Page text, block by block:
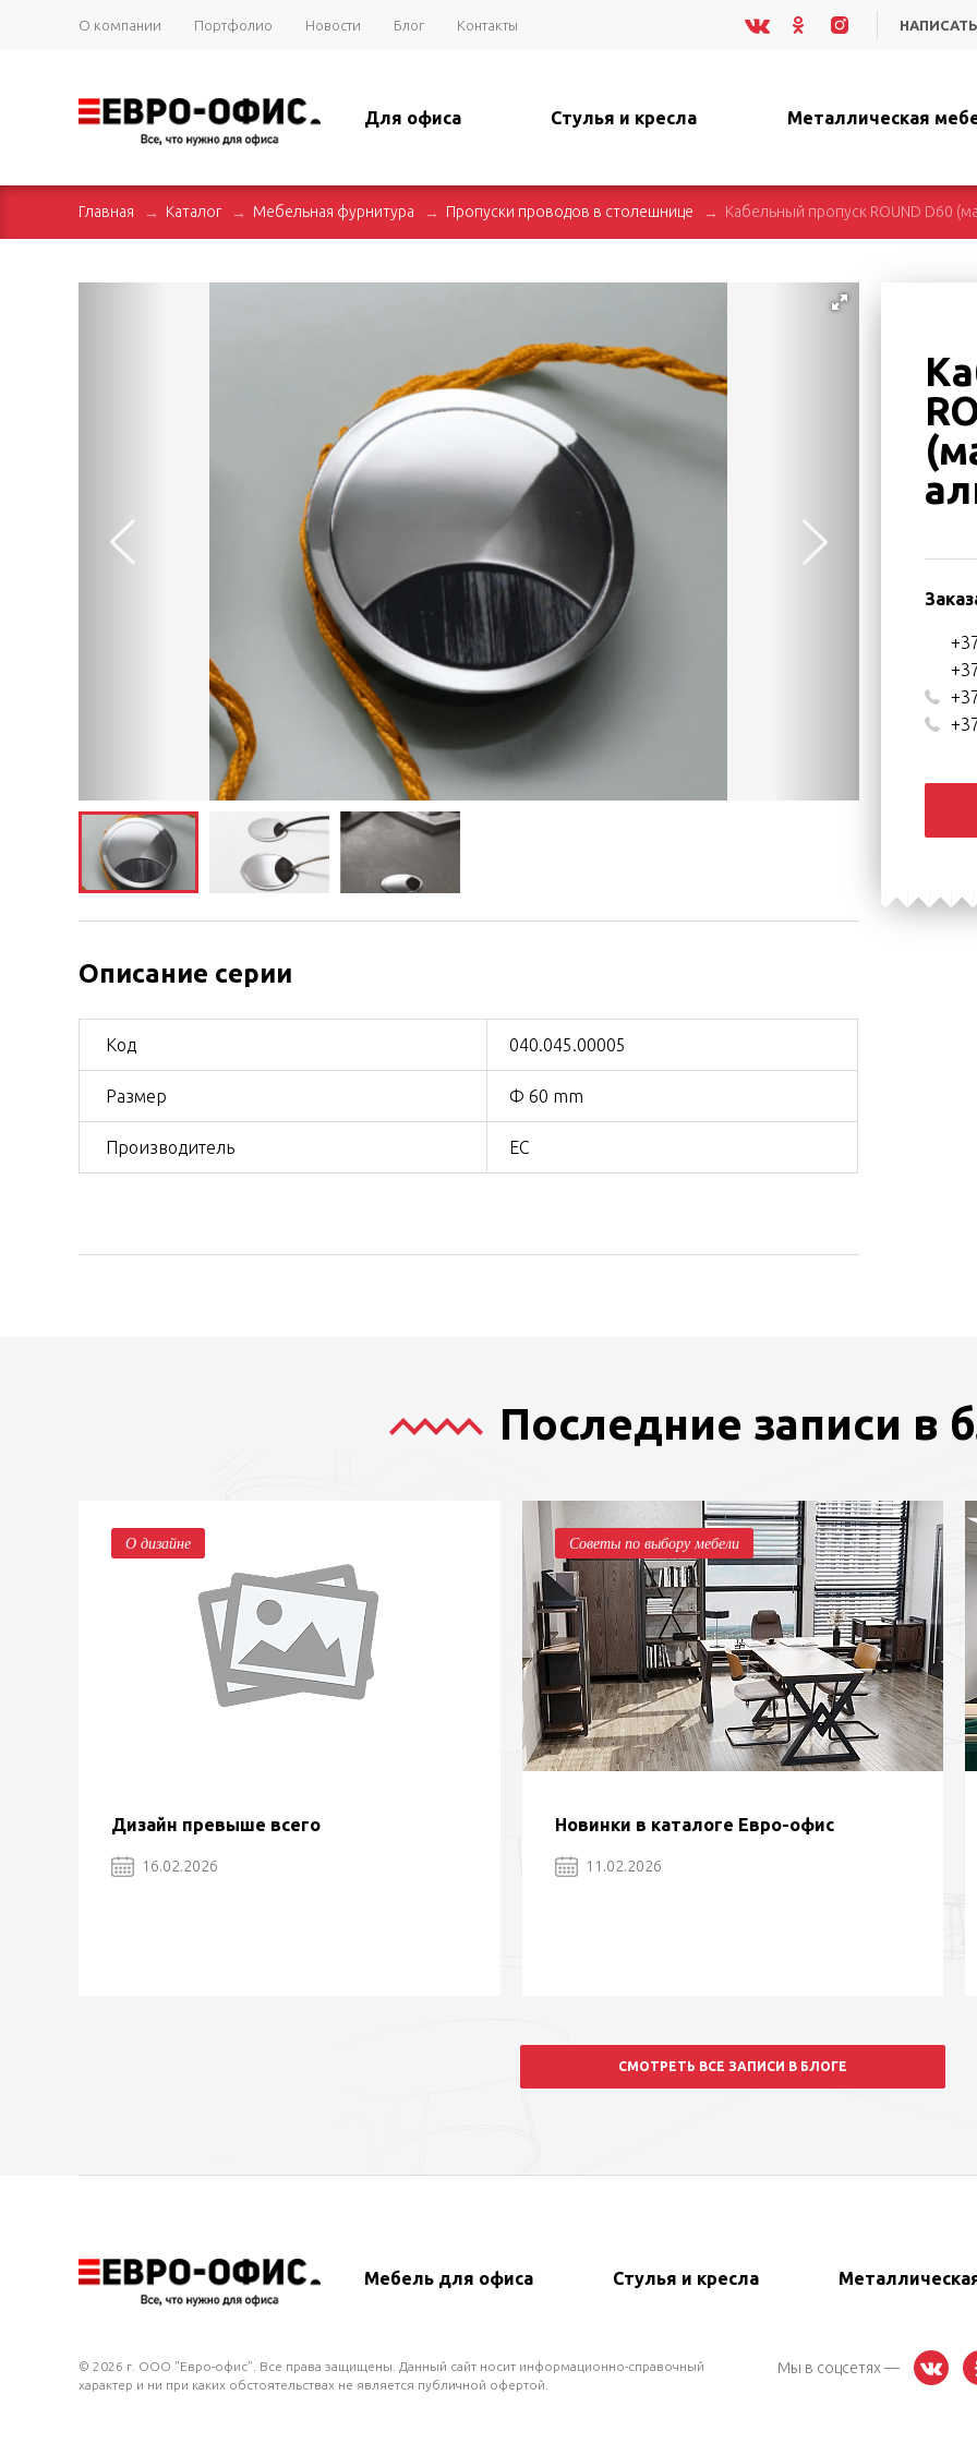
О компании Портфолио Новости Блог Контакты
Для офиса Стулья и кресла Металлическая
Главная Каталог Мебельная фурнитура Пропуски проводов в столешнице Кабельный пропуск ROUND D60
Описание серии
Код 040.045.00005
Размер Ф 60 mm
Производитель ЕС
Последние записи в
О дизайне
Дизайн превыше всего
16.02.2026
Советы по выбору мебели
Новинки в каталоге Евро-офис
11.02.2026
СМОТРЕТЬ ВСЕ ЗАПИСИ В БЛОГЕ
Мебель для офиса Стулья и кресла
© 2026 г. ООО "Евро-офис". Все права защищены. Данный сайт носит информационно-справочный
характер и ни при каких обстоятельствах не является публичной офертой.
Мы в соцсетях —